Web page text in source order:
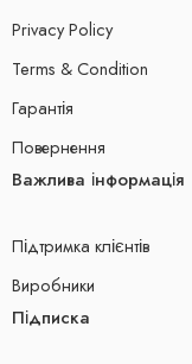
Privacy Policy
Terms & Condition
Гарантія
Повернення
Важлива інформація
Підтримка клієнтів
Виробники
Підписка